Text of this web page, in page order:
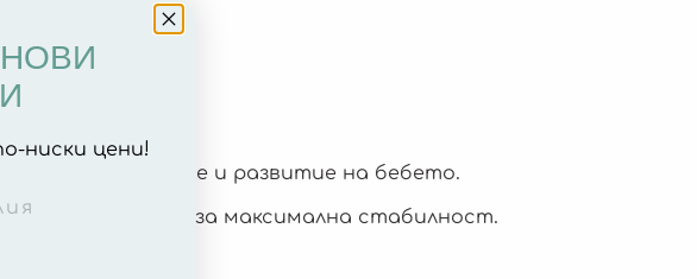
за игра, движение и развитие на бебето.
широки стойки за максимална стабилност.
ниски цени!